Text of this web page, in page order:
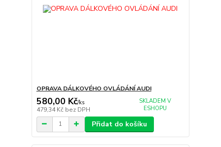
OPRAVA DÁLKOVÉHO OVLÁDÁNÍ AUDI
580,00 Kč/ks
479,34 Kč bez DPH
SKLADEM V
ESHOPU
Přidat do košíku